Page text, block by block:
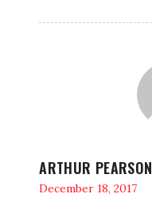
ARTHUR PEARSON
December 18, 2017